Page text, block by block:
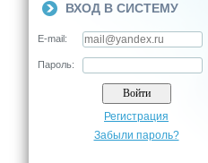
ВХОД В СИСТЕМУ
E-mail:
Пароль:
Регистрация
Забыли пароль?